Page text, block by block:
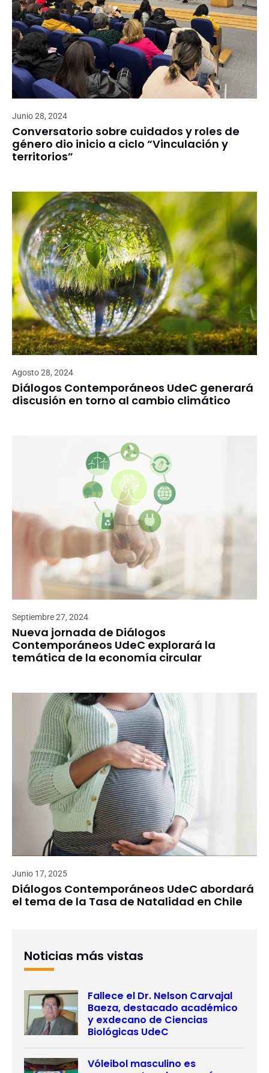
Junio 28, 2024
Conversatorio sobre cuidados y roles de
género dio inicio a ciclo “Vinculación y
territorios”
Agosto 28, 2024
Diálogos Contemporáneos UdeC generará
discusión en torno al cambio climático
Septiembre 27, 2024
Nueva jornada de Diálogos
Contemporáneos UdeC explorará la
temática de la economía circular
Junio 17, 2025
Diálogos Contemporáneos UdeC abordará
el tema de la Tasa de Natalidad en Chile
Noticias más vistas
Fallece el Dr. Nelson Carvajal
Baeza, destacado académico
y exdecano de Ciencias
Biológicas UdeC
Vóleibol masculino es